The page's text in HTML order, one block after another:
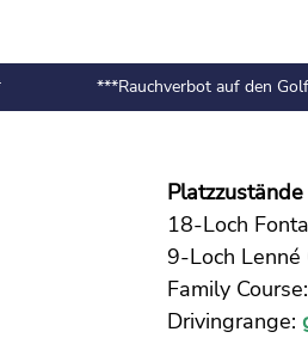
***Rauchverbot auf den
Platzzustände
18-Loch
9-Loch
Family
Drivingrange: